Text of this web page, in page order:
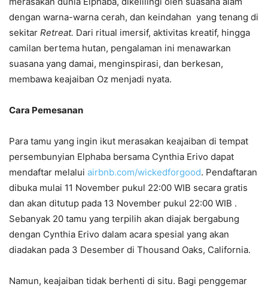
dengan warna-warna cerah, dan keindahan yang tenang di
sekitar Retreat. Dari ritual imersif, aktivitas kreatif, hingga
camilan bertema hutan, pengalaman ini menawarkan
suasana yang damai, menginspirasi, dan berkesan,
membawa keajaiban Oz menjadi nyata.
Cara Pemesanan
Para tamu yang ingin ikut merasakan keajaiban di tempat
persembunyian Elphaba bersama Cynthia Erivo dapat
mendaftar melalui airbnb.com/wickedforgood. Pendaftaran
dibuka mulai 11 November pukul 22:00 WIB secara gratis
dan akan ditutup pada 13 November pukul 22:00 WIB .
Sebanyak 20 tamu yang terpilih akan diajak bergabung
dengan Cynthia Erivo dalam acara spesial yang akan
diadakan pada 3 Desember di Thousand Oaks, California.
Namun, keajaiban tidak berhenti di situ. Bagi penggemar